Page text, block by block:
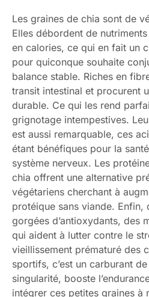
Les graines de chia sont de
Elles débordent de
en calories, ce qui en fait un
pour quiconque souhaite
balance stable. Riches en
transit intestinal et procurent
durable. Ce qui les rend
grignotage intempestives.
est aussi remarquable, ces
étant bénéfiques pour la
système nerveux. Les
chia offrent une alternative
végétariens cherchant à
protéique sans viande. Enfin,
gorgées d’antioxydants, des
qui aident à lutter contre le
vieillissement prématuré des
sportifs, c’est un carburant
singularité, booste
intégrer ces petites graines à